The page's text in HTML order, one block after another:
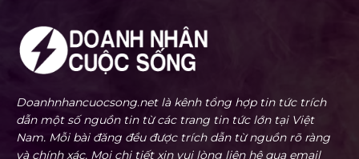
Doanhnhancuocsong.net là kênh tổng hợp tin tức trích
dẫn một số nguồn tin từ các trang tin tức lớn tại Việt
Nam. Mỗi bài đăng đều được trích dẫn từ nguồn rõ ràng
và chính xác. Mọi chi tiết xin vui lòng liên hệ qua email